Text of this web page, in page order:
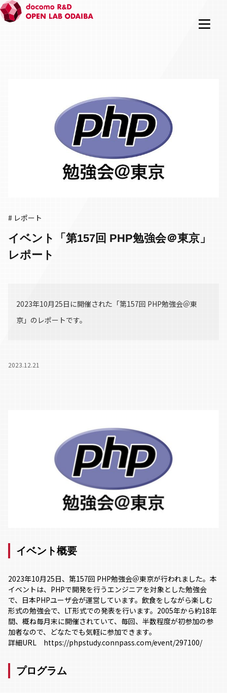
# レポート
イベント「第157回 PHP勉強会＠東京」
レポート
2023年10月25日に開催された「第157回 PHP勉強会＠東
京」のレポートです。
2023.12.21
イベント概要
2023年10月25日、第157回 PHP勉強会＠東京が行われました。本
イベントは、PHPで開発を行うエンジニアを対象とした勉強会
で、日本PHPユーザ会が運営しています。飲食をしながら楽しむ
形式の勉強会で、LT形式での発表を行います。2005年から約18年
間、概ね毎月末に開催されていて、毎回、半数程度が初参加の参
加者なので、どなたでも気軽に参加できます。
詳細URL https://phpstudy.connpass.com/event/297100/
プログラム